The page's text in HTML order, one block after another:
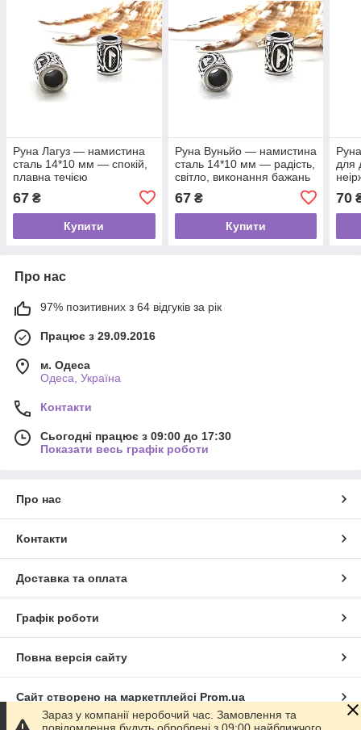
Руна Лагуз — намистина
сталь 14*10 мм — спокій,
плавна течією
67 ₴
Купити
Руна Вуньйо — намистина
сталь 14*10 мм — радість,
світло, виконання бажань
67₴
Купити
для
70
Про нас
97% позитивних з 64 відгуків за рік
Працює з 29.09.2016
м. Одеса
Одеса, Україна
Контакти
Сьогодні працює з 09:00 до 17:30
Показати весь графік роботи
Про нас
Контакти
Доставка та оплата
Графік роботи
Повна версія сайту
Сайт створено на маркетплейсі Prom.ua
Зараз у компанії неробочий час. Замовлення та